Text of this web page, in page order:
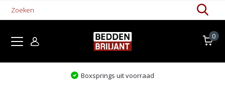
0
Levertijd 1-5 werkdagen